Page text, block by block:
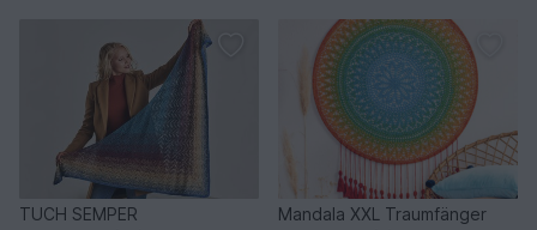
TUCH SEMPER
Mandala XXL Traumfänger